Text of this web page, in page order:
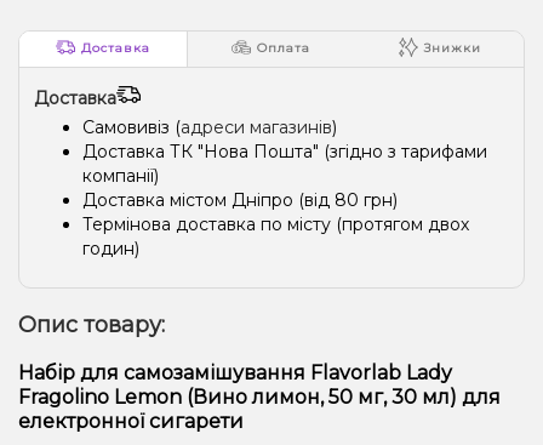
Доставка Оплата Знижки
Доставка
Самовивіз (адреси магазинів)
Доставка ТК "Нова Пошта" (згідно з тарифами
компанії)
Доставка містом Дніпро (від 80 грн)
Термінова доставка по місту (протягом двох
годин)
Опис товару:
Набір для самозамішування Flavorlab Lady
Fragolino Lemon (Вино лимон, 50 мг, 30 мл) для
електронної сигарети